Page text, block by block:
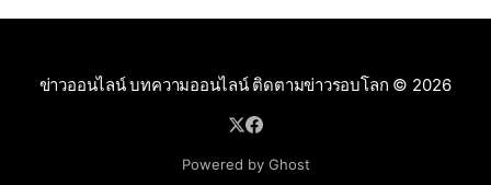
ข่าวออนไลน์ บทความออนไลน์ ติดตามข่าวรอบโลก © 2026
Powered by Ghost